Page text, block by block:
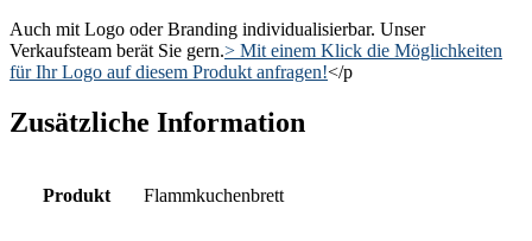
Auch mit Logo oder Branding individualisierbar. Unser
Verkaufsteam berät Sie gern.> Mit einem Klick die Möglichkeiten
für Ihr Logo auf diesem Produkt anfragen!</p
Zusätzliche Information
Produkt Flammkuchenbrett